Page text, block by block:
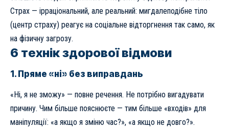
Страх — ірраціональний, але реальний: мигдалеподібне тіло
(центр страху) реагує на соціальне відторгнення так само, як
на фізичну загрозу.
6 технік здорової відмови
1. Пряме «ні» без виправдань
«Ні, я не зможу» — повне речення. Не потрібно вигадувати
причину. Чим більше пояснюєте — тим більше «входів» для
маніпуляції: «а якщо я зміню час?», «а якщо не довго?».